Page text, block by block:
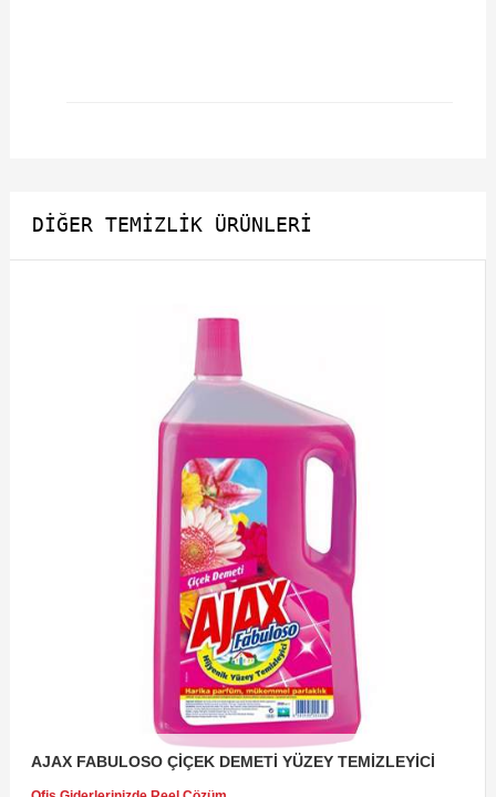
DIĞER TEMIZLIK ÜRÜNLERI
AJAX FABULOSO ÇİÇEK DEMETİ YÜZEY TEMİZLEYİCİ